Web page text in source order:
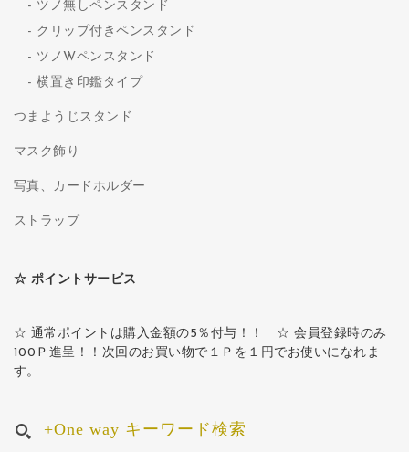
ツノ無しペンスタンド
クリップ付きペンスタンド
ツノWペンスタンド
横置き印鑑タイプ
つまようじスタンド
マスク飾り
写真、カードホルダー
ストラップ
☆ ポイントサービス
☆ 通常ポイントは購入金額の5％付与！！ ☆ 会員登録時のみ
100Ｐ進呈！！次回のお買い物で１Ｐを１円でお使いになれま
す。
+One way キーワード検索